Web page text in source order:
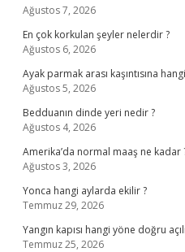
Ağustos 7, 2026
En çok korkulan şeyler nelerdir ?
Ağustos 6, 2026
Ayak parmak arası kaşıntısına
Ağustos 5, 2026
Bedduanın dinde yeri nedir ?
Ağustos 4, 2026
Amerika’da normal maaş ne kadar
Ağustos 3, 2026
Yonca hangi aylarda ekilir ?
Temmuz 29, 2026
Yangın kapısı hangi yöne doğru
Temmuz 25, 2026